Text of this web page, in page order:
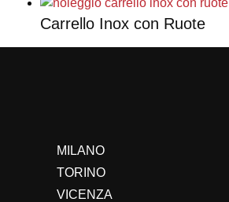
Carrello Inox con Ruote
MILANO
TORINO
VICENZA